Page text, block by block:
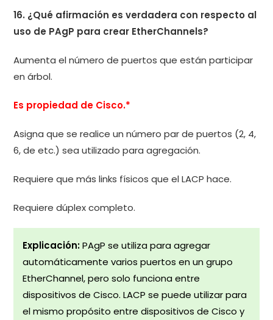
16. ¿Qué afirmación es verdadera con respecto al
uso de PAgP para crear EtherChannels?
Aumenta el número de puertos que están participar
en árbol.
Es propiedad de Cisco.*
Asigna que se realice un número par de puertos (2, 4,
6, de etc.) sea utilizado para agregación.
Requiere que más links físicos que el LACP hace.
Requiere dúplex completo.
Explicación:PAgP se utiliza para agregar
automáticamente varios puertos en un grupo
EtherChannel, pero solo funciona entre
dispositivos de Cisco. LACP se puede utilizar para
el mismo propósito entre dispositivos de Cisco y